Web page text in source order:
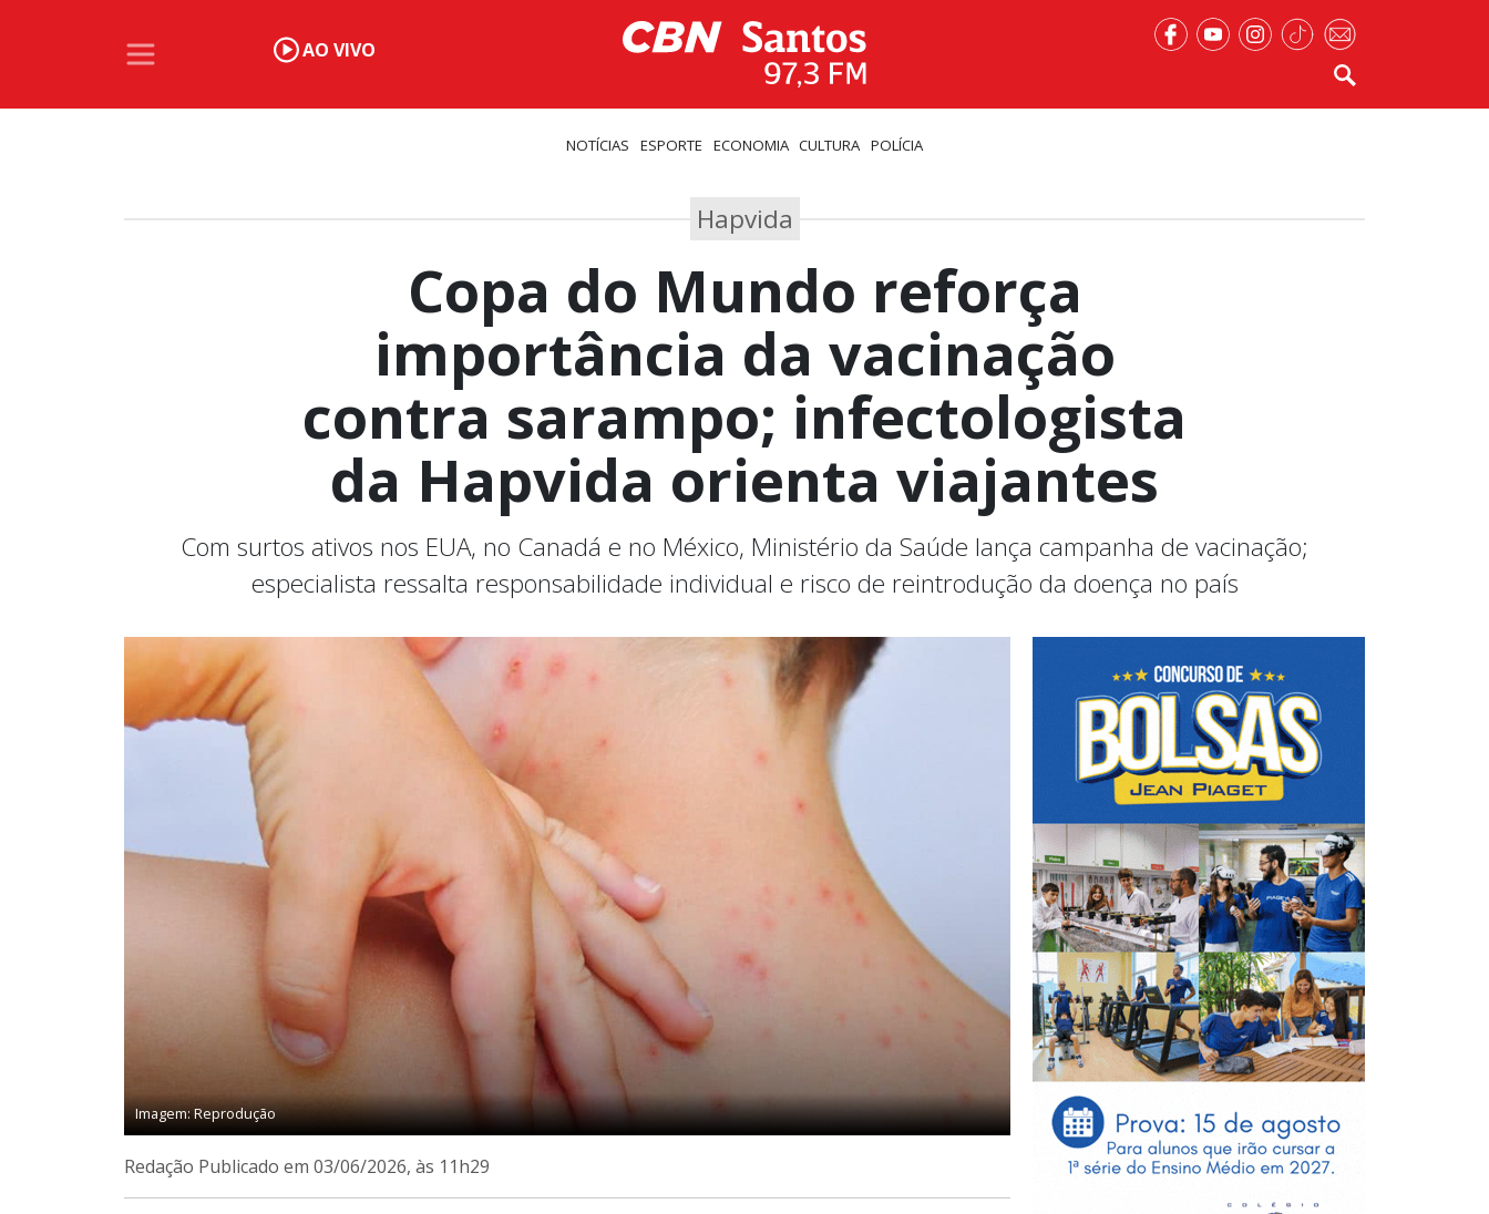
AO VIVO
NOTÍCIAS ESPORTE ECONOMIA CULTURA POLÍCIA
Hapvida
Copa do Mundo reforça
importância da vacinação
contra sarampo; infectologista
da Hapvida orienta viajantes
Com surtos ativos nos EUA, no Canadá e no México, Ministério da Saúde lança campanha de vacinação;
especialista ressalta responsabilidade individual e risco de reintrodução da doença no país
Imagem: Reprodução
Redação Publicado em 03/06/2026, às 11h29